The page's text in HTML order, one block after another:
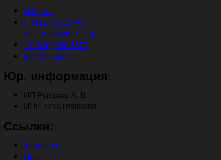
Я.Карты
г. Москва, СЗАО,
ул. Лодочная, 3, стр. 5
+7 (929) 939 5577
info@tonbox.ru
Юр. информация:
ИП Рыськов А. В.
ИНН 771519995508
Ссылки:
Контакты
Цены